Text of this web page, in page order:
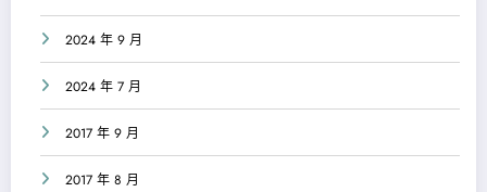
2024 年 9 月
2024 年 7 月
2017 年 9 月
2017 年 8 月